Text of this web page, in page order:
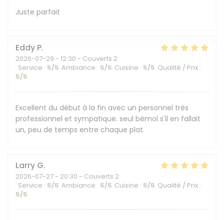
Juste parfait
Eddy P
2026-07-29 - 12:30 - Couverts 2
Service : 5/5 Ambiance : 5/5 Cuisine : 5/5 Qualité / Prix :
5/5
Excellent du début à la fin avec un personnel très
professionnel et sympatique. seul bémol s'il en fallait
un, peu de temps entre chaque plat.
Larry G
2026-07-27 - 20:30 - Couverts 2
Service : 5/5 Ambiance : 5/5 Cuisine : 5/5 Qualité / Prix :
5/5